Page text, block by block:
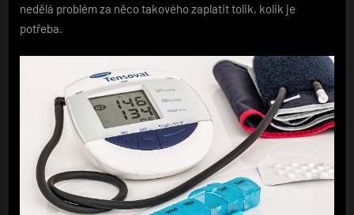
nedělá problém za něco takového zaplatit tolik, kolik je
potřeba.